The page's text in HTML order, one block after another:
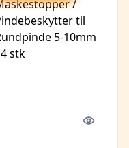
Quick